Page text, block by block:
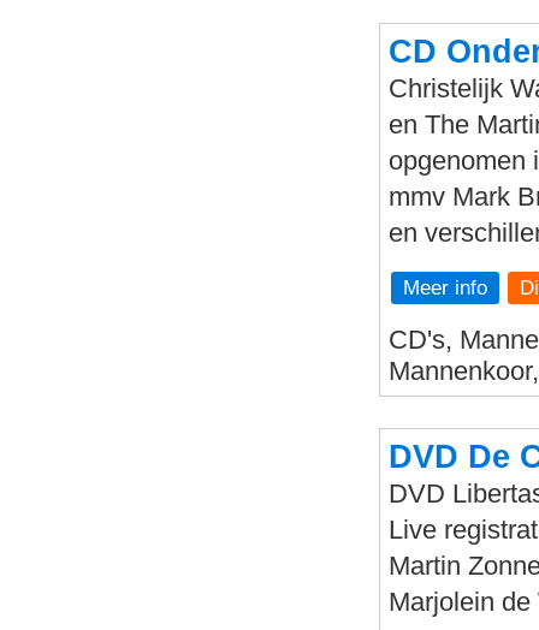
CD
Christelijk
en The
opgenomen
mmv Mark
en
Meer info
CD's,
DVD De
DVD
Live
Martin
Marjolein